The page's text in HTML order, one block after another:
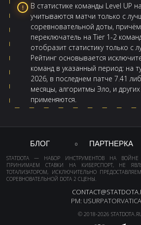
В статистике команды Level UP
учитываются матчи только с
соревновательной доты,
переключатель на Tier 1-2
отобразит статистику только с
Рейтинг основывается
команд в указанный период: на
2026, в последнем патче 7.41
месяцы, алгоритмы Эло, и
применяются.
БЛОГ ПАРТНЕРКА
STATDOTA — НАБОР ИНСТРУМЕНТОВ НА
ПРИНИМАЕМ СТАВКИ НА КИБЕРСПОРТ, НЕ
ТОТАЛИЗАТОРОМ, ИСКЛЮЧИТЕЛЬНО
СОРЕВНОВАТЕЛЬНОЙ DOTA 2 СЦЕНЫ.
PM:
© 2018-2026